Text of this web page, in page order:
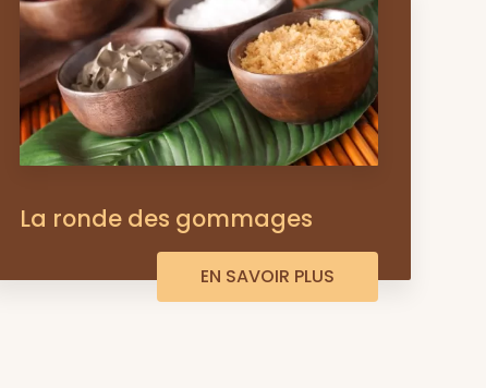
La ronde des gommages
EN SAVOIR PLUS